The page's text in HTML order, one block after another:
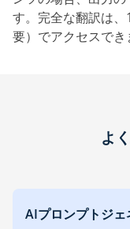
す。完全な翻訳は
要）でアクセスでき
よ
AIプロンプトジェ